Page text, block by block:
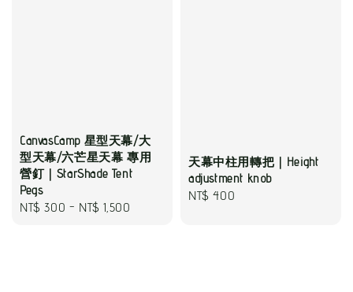
CanvasCamp 星型天幕/大
型天幕/六芒星天幕 專用
營釘｜StarShade Tent
Pegs
Regular
NT$ 300 - NT$ 1,500
天幕中柱用轉把｜Height
adjustment knob
Regular
NT$ 400